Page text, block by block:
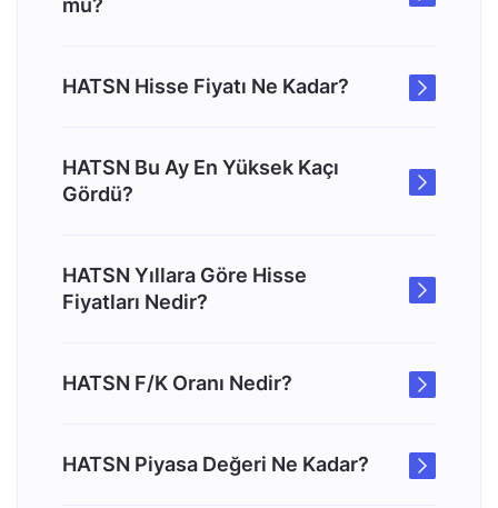
mu?
HATSN Hisse Fiyatı Ne Kadar?
HATSN Bu Ay En Yüksek Kaçı
Gördü?
HATSN Yıllara Göre Hisse
Fiyatları Nedir?
HATSN F/K Oranı Nedir?
HATSN Piyasa Değeri Ne Kadar?